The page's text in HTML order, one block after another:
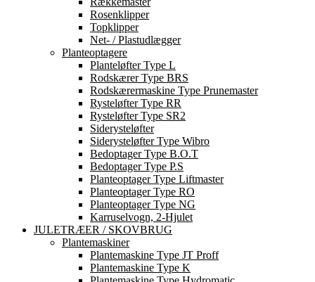
Rosenklipper
Topklipper
Net- / Plastudlægger
Planteoptagere
Planteløfter Type L
Rodskærer Type BRS
Rodskærermaskine Type Prunemaster
Rysteløfter Type RR
Rysteløfter Type SR2
Siderysteløfter
Siderysteløfter Type Wibro
Bedoptager Type B.O.T
Bedoptager Type P.S
Planteoptager Type Liftmaster
Planteoptager Type RO
Planteoptager Type NG
Karruselvogn, 2-Hjulet
JULETRÆER / SKOVBRUG
Plantemaskiner
Plantemaskine Type JT Proff
Plantemaskine Type K